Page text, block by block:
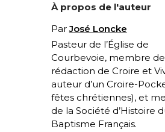
À propos de l'auteur
ParJosé Loncke
Pasteur de l’Église de
Courbevoie, membre
rédaction de Croire et
auteur d’un Croire-
fêtes chrétiennes), et
de la Société d’Histoire
Baptisme Français.